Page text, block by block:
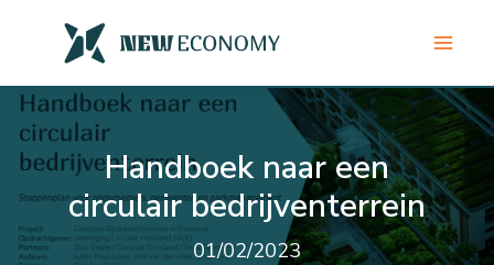
de
inhoud
Handboek naar een
circulair bedrijventerrein
01/02/2023